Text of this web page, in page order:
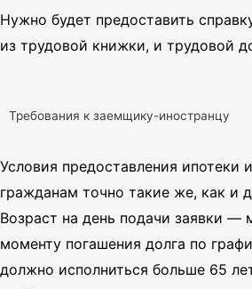
Нужно будет предоставить
из трудовой книжки, и трудовой
Требования к заемщику-иностранцу
Условия предоставления ипотеки
гражданам точно такие же, как и
Возраст на день подачи заявки —
моменту погашения долга по
должно исполниться больше 65